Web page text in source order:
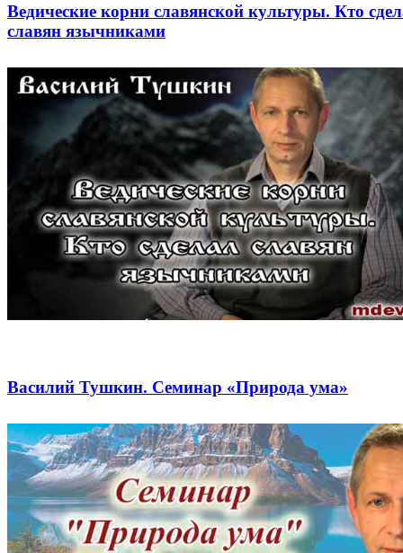
Ведические корни славянской культуры. Кто
славян язычниками
Василий Тушкин. Семинар «Природа ума»